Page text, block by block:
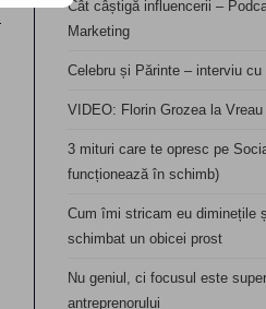
Cât câștigă influencerii –
Marketing
Celebru și Părinte – interviu cu
VIDEO: Florin Grozea la
3 mituri care te opresc pe
funcționează în schimb)
Cum îmi stricam eu diminețile
schimbat un obicei prost
Nu geniul, ci focusul este
antreprenorului